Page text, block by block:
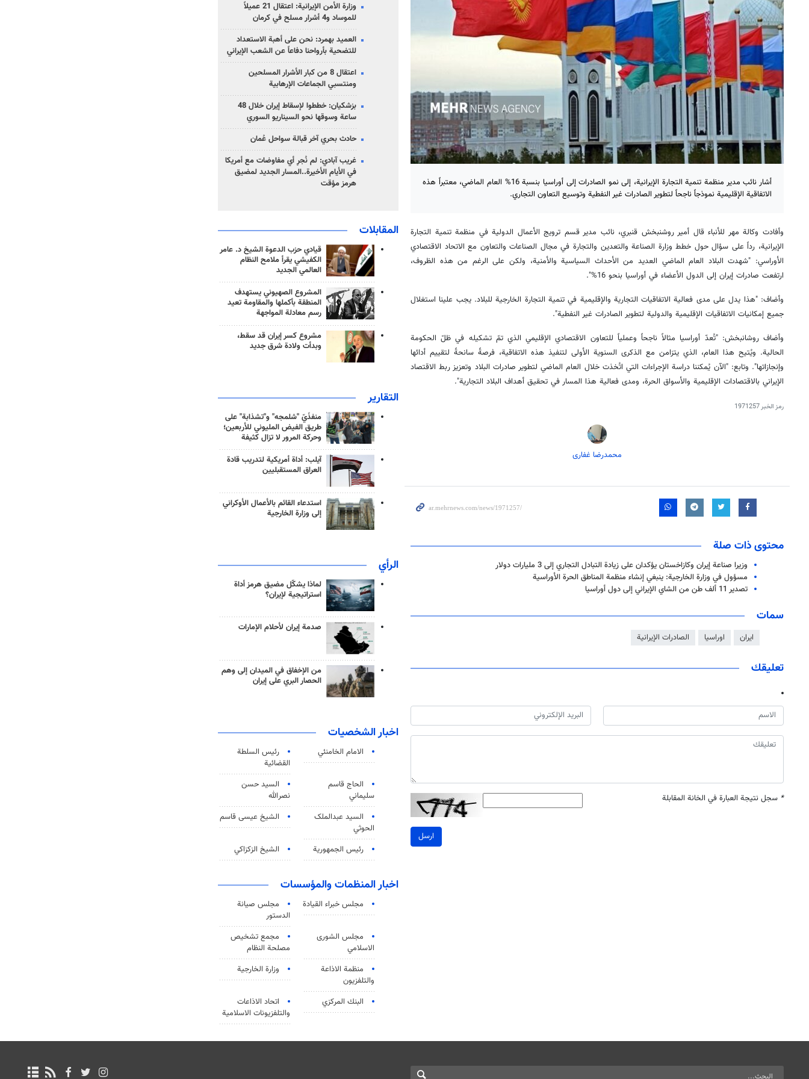
أشار نائب مدير منظمة تنمية التجارة الإيرانية، إلى نمو الصادرات إلى أوراسيا بنسبة 16% العام الماضي، معتبراً هذه
الاتفاقية الإقليمية نموذجاً ناجحاً لتطوير الصادرات غير النفطية وتوسيع التعاون التجاري.
وأفادت وكالة مهر للأنباء قال أمير روشنبخش قنبري، نائب مدير قسم ترويج الأعمال الدولية في منظمة تنمية التجارة
الإيرانية، رداً على سؤال حول خطط وزارة الصناعة والتعدين والتجارة في مجال الصناعات والتعاون مع الاتحاد الاقتصادي
الأوراسي: "شهدت البلاد العام الماضي العديد من الأحداث السياسية والأمنية، ولكن على الرغم من هذه الظروف،
ارتفعت صادرات إيران إلى الدول الأعضاء في أوراسيا بنحو 16%".
وأضاف: "هذا يدل على مدى فعالية الاتفاقيات التجارية والإقليمية في تنمية التجارة الخارجية للبلاد. يجب علينا استغلال
جميع إمكانيات الاتفاقيات الإقليمية والدولية لتطوير الصادرات غير النفطية".
وأضاف روشانبخش: "تُعدّ أوراسيا مثالاً ناجحاً وعملياً للتعاون الاقتصادي الإقليمي الذي تمّ تشكيله في ظلّ الحكومة
الحالية. ويُتيح هذا العام، الذي يتزامن مع الذكرى السنوية الأولى لتنفيذ هذه الاتفاقية، فرصةً سانحةً لتقييم أدائها
وإنجازاتها". وتابع: "الآن يُمكننا دراسة الإجراءات التي اتُخذت خلال العام الماضي لتطوير صادرات البلاد وتعزيز ربط الاقتصاد
الإيراني بالاقتصادات الإقليمية والأسواق الحرة، ومدى فعالية هذا المسار في تحقيق أهداف البلاد التجارية".
رمز الخبر1971257
محمدرضا غفاری
محتوى ذات صلة
وزيرا صناعة إيران وكازاخستان يؤكدان على زيادة التبادل التجاري إلى 3 مليارات دولار
مسؤول في وزارة الخارجية: ينبغي إنشاء منظمة المناطق الحرة الأوراسية
تصدير 11 ألف طن من الشاي الإيراني إلى دول أوراسيا
سمات
ايران اوراسيا الصادرات الإيرانية
تعليقك
* سجل نتيجة العبارة في الخانة المقابلة
ارسل
وزارة الأمن الإيرانية: اعتقال 21 عميلاً
للموساد و4 أشرار مسلح في كرمان
العميد بهمرد: نحن على أهبة الاستعداد
للتضحية بأرواحنا دفاعاً عن الشعب الإيراني
اعتقال 8 من كبار الأشرار المسلحين
ومنتسبي الجماعات الإرهابية
بزشكيان: خططوا لإسقاط إيران خلال 48
ساعة وسوقها نحو السيناريو السوري
حادث بحري آخر قبالة سواحل عُمان
غريب آبادي: لم نُجرِ أي مفاوضات مع أمريكا
في الأيام الأخيرة..المسار الجديد لمضيق
هرمز مؤقت
المقابلات
قيادي حزب الدعوة الشيخ د. عامر
الكفيشي يقرأ ملامح النظام
العالمي الجديد
المشروع الصهيوني يستهدف
المنطقة بأكملها والمقاومة تعيد
رسم معادلة المواجهة
مشروع كسر إيران قد سقط،
وبدأت ولادة شرق جديد
التقارير
منفذَيّ "شلمجه" و"تشذابة" على
طريق الفيض المليوني للأربعين؛
وحركة المرور لا تزال كثيفة
آيلب: أداة أمريكية لتدريب قادة
العراق المستقبليين
استدعاء القائم بالأعمال الأوكراني
إلى وزارة الخارجية
الرأي
لماذا يشكّل مضيق هرمز أداة
استراتيجية لإيران؟
صدمة إيران لأحلام الإمارات
من الإخفاق في الميدان إلى وهم
الحصار البري على إيران
اخبار الشخصيات
الامام الخامنئي
رئیس السلطة
القضائیة
الحاج قاسم
سليماني
السيد حسن
نصرالله
السید عبدالملک
الحوثي
الشيخ عيسى قاسم
رئيس الجمهورية الشيخ الزكزاكي
اخبار المنظمات والمؤسسات
مجلس خبراء القيادة
مجلس صيانة
الدستور
مجلس الشورى
الاسلامي
مجمع تشخيص
مصلحة النظام
منظمة الاذاعة
والتلفزیون
وزارة الخارجية
البنك المركزي
اتحاد الاذاعات
والتلفزيونات الاسلامية